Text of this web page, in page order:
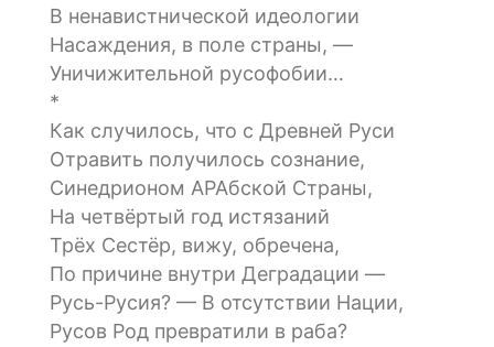
В ненавистнической идеологии
Насаждения, в поле страны, —
Уничижительной русофобии…
*
Как случилось, что с Древней Руси
Отравить получилось сознание,
Синедрионом АРАбской Страны,
На четвёртый год истязаний
Трёх Сестёр, вижу, обречена,
По причине внутри Деградации —
Русь-Русия? — В отсутствии Нации,
Русов Род превратили в раба?